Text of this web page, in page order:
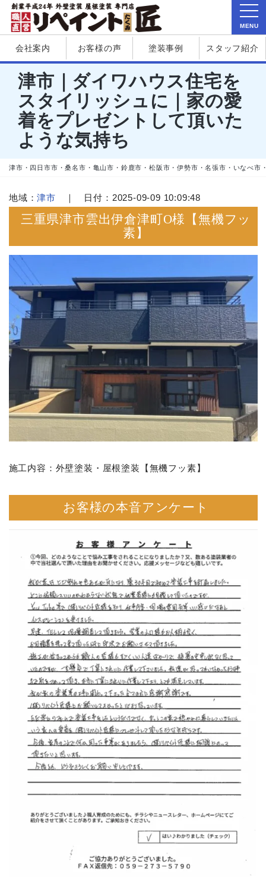
会社案内 お客様の声 塗装事例 スタッフ紹介
津市｜ダイワハウス住宅を
スタイリッシュに｜家の愛
着をプレゼントして頂いた
ような気持ち
津市・四日市市・桑名市・亀山市・鈴鹿市・松阪市・伊勢市・名張市・いなべ市
地域：津市 ｜ 日付：2025-09-09 10:09:48
三重県津市雲出伊倉津町O様【無機フッ
素】
施工内容：外壁塗装・屋根塗装【無機フッ素】
お客様の本音アンケート
MENU